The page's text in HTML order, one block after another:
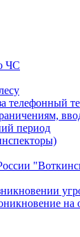
ЧС
телефонный
период
на